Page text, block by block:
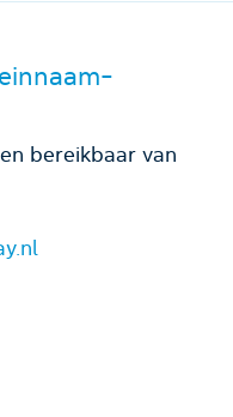
bereikbaar van